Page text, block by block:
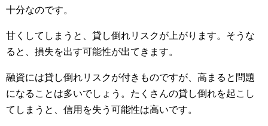
十分なのです。
甘くしてしまうと、貸し倒れリスクが上がります。そうな
ると、損失を出す可能性が出てきます。
融資には貸し倒れリスクが付きものですが、高まると問題
になることは多いでしょう。たくさんの貸し倒れを起こし
てしまうと、信用を失う可能性は高いです。